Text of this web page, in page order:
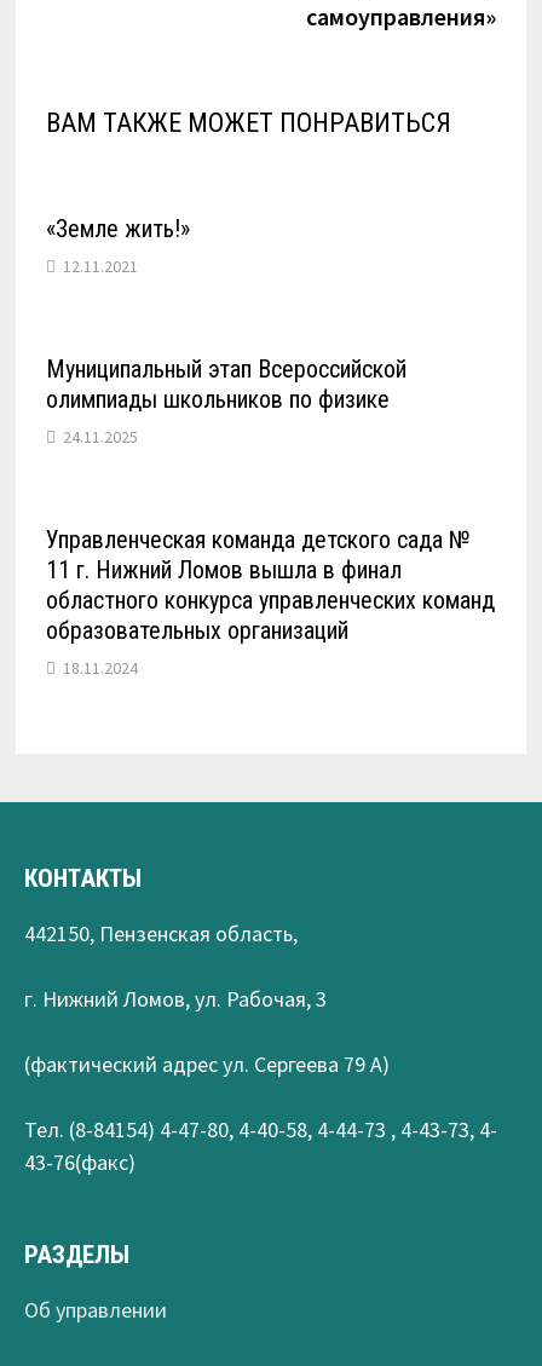
самоуправления»
ВАМ ТАКЖЕ МОЖЕТ ПОНРАВИТЬСЯ
«Земле жить!»
12.11.2021
Муниципальный этап Всероссийской
олимпиады школьников по физике
24.11.2025
Управленческая команда детского сада №
11 г. Нижний Ломов вышла в финал
областного конкурса управленческих команд
образовательных организаций
18.11.2024
КОНТАКТЫ
442150, Пензенская область,
г. Нижний Ломов, ул. Рабочая, 3
(фактический адрес ул. Сергеева 79 А)
Тел. (8-84154) 4-47-80, 4-40-58, 4-44-73 , 4-43-73, 4-
43-76(факс)
РАЗДЕЛЫ
Об управлении